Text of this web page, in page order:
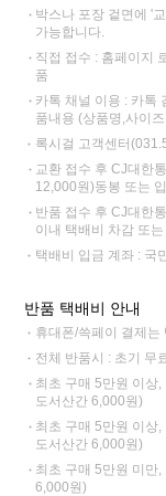
박스나 포장 겉면에 '
가능합니다.
직접 접수 : 홈페이지
품
카톡 채널 이용 : 카톡
품내용 (상품명,사이
록시걸 고객센터
교환 접수 후 CJ대한
12,000원)동봉 또는
반품 접수 후 CJ대한
이내 택배비 차감 또
택배비 입금 계좌 : 국
반품 택배비 안내
휴대폰/쓱페이 결제는
전체 반품시 : 초기 무
최초 구매 5만원 이상
도서산간 6,000원)
최초 구매 5만원 이상
도서산간 6,000원)
최초 구매 5만원 미만
6,000원)